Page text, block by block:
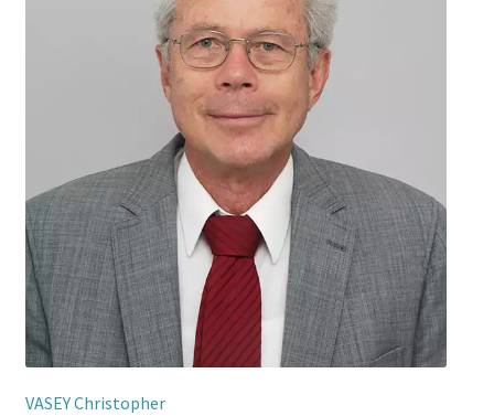
VASEY Christopher